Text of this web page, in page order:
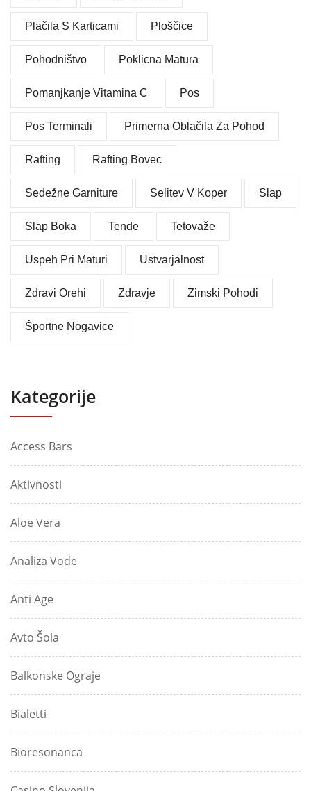
Plačila S Karticami Ploščice
Pohodništvo Poklicna Matura
Pomanjkanje Vitamina C Pos
Pos Terminali Primerna Oblačila Za Pohod
Rafting Rafting Bovec
Sedežne Garniture Selitev V Koper Slap
Slap Boka Tende Tetovaže
Uspeh Pri Maturi Ustvarjalnost
Zdravi Orehi Zdravje Zimski Pohodi
Športne Nogavice
Kategorije
Access Bars
Aktivnosti
Aloe Vera
Analiza Vode
Anti Age
Avto Šola
Balkonske Ograje
Bialetti
Bioresonanca